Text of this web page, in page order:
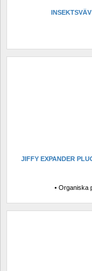
JIFFY EXPANDER
• Organiska